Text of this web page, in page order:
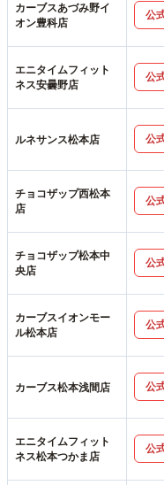
カーブスあづみ野イ
オン豊科店
公
エニタイムフィット
ネス安曇野店
公
ルネサンス松本店 公
チョコザップ西松本
店
公
チョコザップ松本中
央店
公
カーブスイオンモー
ル松本店
公
カーブス松本浅間店 公
エニタイムフィット
ネス松本つかま店
公